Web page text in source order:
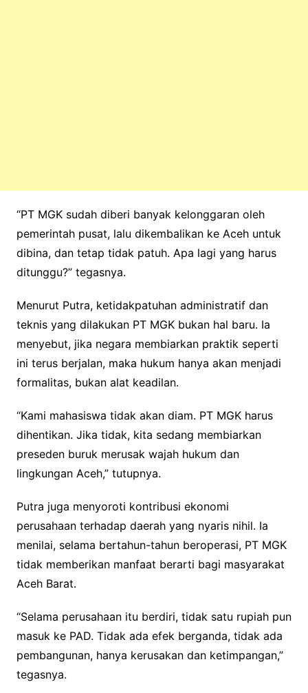
“PT MGK sudah diberi banyak kelonggaran oleh
pemerintah pusat, lalu dikembalikan ke Aceh untuk
dibina, dan tetap tidak patuh. Apa lagi yang harus
ditunggu?” tegasnya.
Menurut Putra, ketidakpatuhan administratif dan
teknis yang dilakukan PT MGK bukan hal baru. Ia
menyebut, jika negara membiarkan praktik seperti
ini terus berjalan, maka hukum hanya akan menjadi
formalitas, bukan alat keadilan.
“Kami mahasiswa tidak akan diam. PT MGK harus
dihentikan. Jika tidak, kita sedang membiarkan
preseden buruk merusak wajah hukum dan
lingkungan Aceh,” tutupnya.
Putra juga menyoroti kontribusi ekonomi
perusahaan terhadap daerah yang nyaris nihil. Ia
menilai, selama bertahun-tahun beroperasi, PT MGK
tidak memberikan manfaat berarti bagi masyarakat
Aceh Barat.
“Selama perusahaan itu berdiri, tidak satu rupiah pun
masuk ke PAD. Tidak ada efek berganda, tidak ada
pembangunan, hanya kerusakan dan ketimpangan,”
tegasnya.